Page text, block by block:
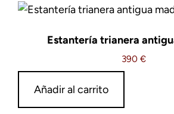
Estantería trianera
390 €
Añadir al carrito